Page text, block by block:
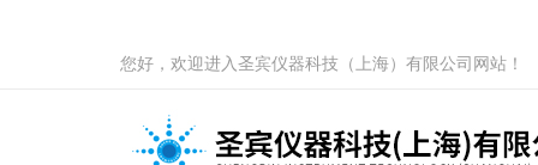
您好，欢迎进入圣宾仪器科技（上海）有限公司网站！